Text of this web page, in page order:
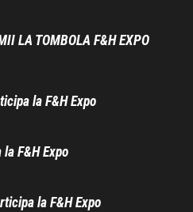
LA TOMBOLA F&H EXPO
la F&H Expo
F&H Expo
la F&H Expo